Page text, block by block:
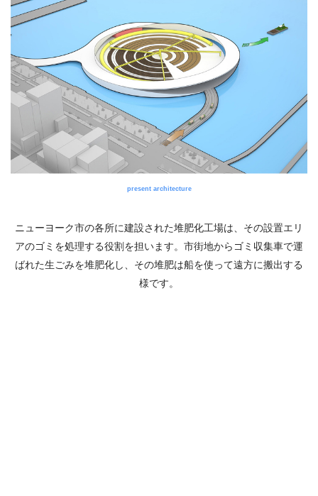
present architecture
ニューヨーク市の各所に建設された堆肥化工場は、その設置エリ
アのゴミを処理する役割を担います。市街地からゴミ収集車で運
ばれた生ごみを堆肥化し、その堆肥は船を使って遠方に搬出する
様です。